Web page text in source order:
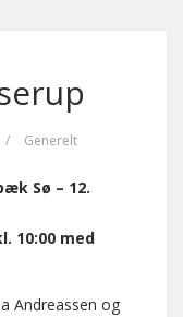
/ Generelt
Sø – 12.
10:00 med
Andreassen og